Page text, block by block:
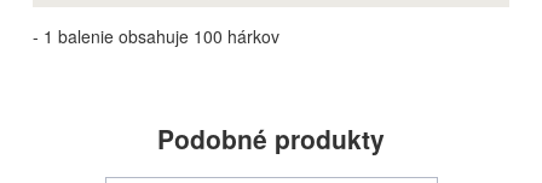
- 1 balenie obsahuje 100 hárkov
Podobné produkty